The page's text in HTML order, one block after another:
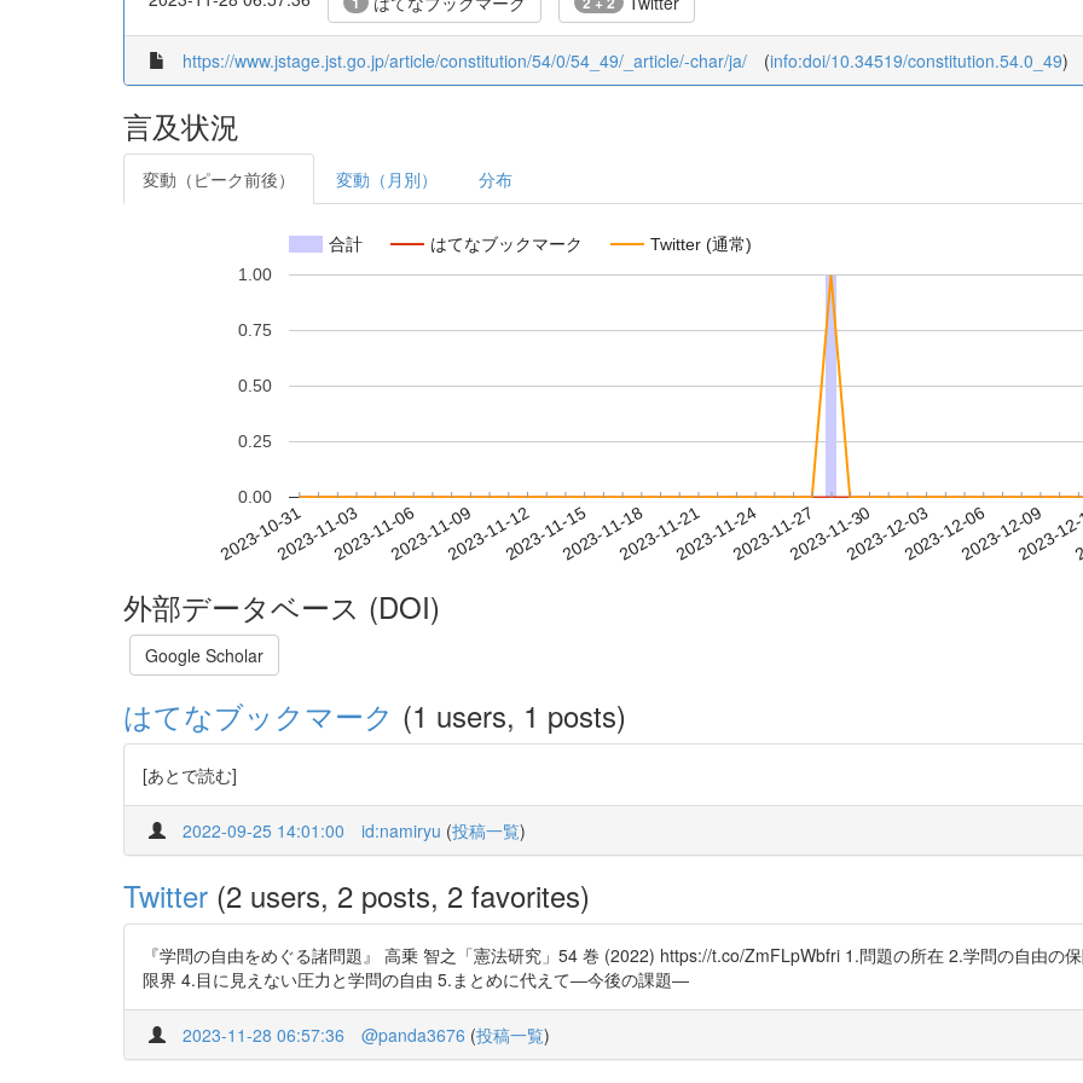
https://www.jstage.jst.go.jp/article/constitution/54/0/54_49/_article/-char/ja/ (info:doi/10.34519/constitution.54.0_49)
言及状況
変動（ピーク前後） 変動（月別） 分布
合計 はてなブックマーク Twitter (通常)
2023-10-312023-11-032023-11-062023-11-092023-11-122023-11-152023-11-182023-11-212023-11-242023-11-272023-11-302023-12-032023-12-062023-12-09
2023-
0.00
0.25
0.50
0.75
1.00
外部データベース (DOI)
Google Scholar
はてなブックマーク (1 users, 1 posts)
[あとで読む]
2022-09-25 14:01:00 id:namiryu (投稿一覧)
Twitter (2 users, 2 posts, 2 favorites)
『学問の自由をめぐる諸問題』 高乗 智之「憲法研究」54 巻 (2022) https://t.co/ZmFLpWbfri 1.問題の所在 2.学問の自由の
限界 4.目に見えない圧力と学問の自由 5.まとめに代えて―今後の課題―
2023-11-28 06:57:36 @panda3676 (投稿一覧)